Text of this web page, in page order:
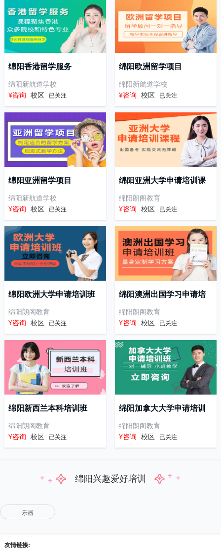
绵阳香港留学服务
绵阳新航道学校
¥咨询 校区 已关注
绵阳欧洲留学项目
绵阳新航道学校
¥咨询 校区 已关注
绵阳亚洲留学项目
绵阳新航道学校
¥咨询 校区 已关注
绵阳亚洲大学申请培训课
程
绵阳朗阁教育
¥咨询 校区 已关注
绵阳欧洲大学申请培训班
绵阳朗阁教育
¥咨询 校区 已关注
绵阳澳洲出国学习申请培
训班
绵阳朗阁教育
¥咨询 校区 已关注
绵阳新西兰本科培训班
绵阳朗阁教育
¥咨询 校区 已关注
绵阳加拿大大学申请培训
班
绵阳朗阁教育
¥咨询 校区 已关注
绵阳兴趣爱好培训
乐器
友情链接: